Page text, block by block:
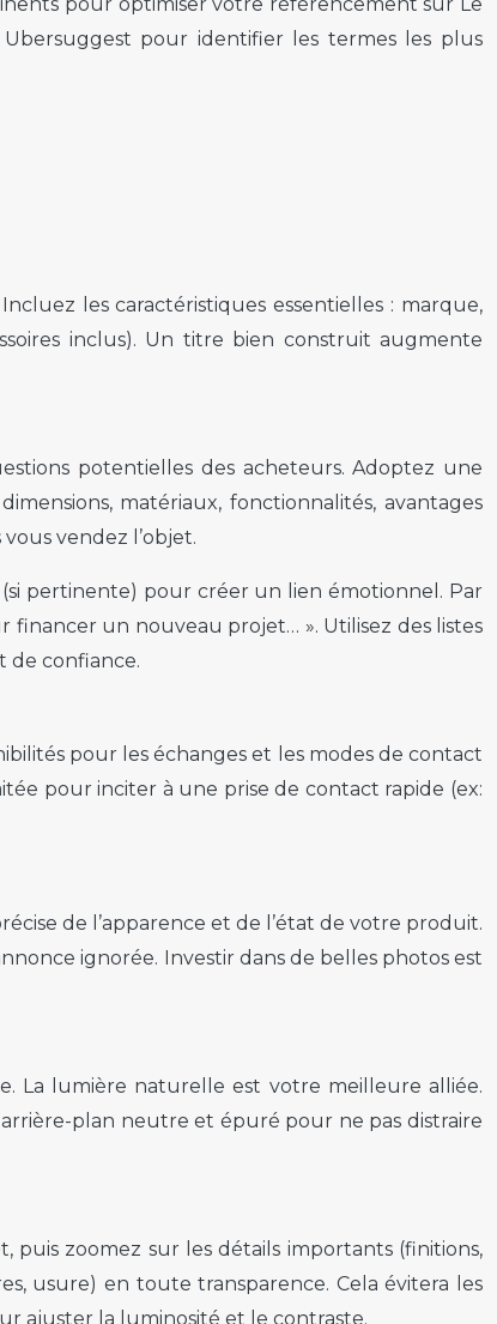
pour identifier les termes les plus
les caractéristiques essentielles : marque,
inclus). Un titre bien construit augmente
potentielles des acheteurs. Adoptez une
matériaux, fonctionnalités, avantages
vendez l’objet.
pertinente) pour créer un lien émotionnel. Par
financer un nouveau projet… ». Utilisez des listes
de confiance.
pour les échanges et les modes de contact
pour inciter à une prise de contact rapide (ex:
de l’apparence et de l’état de votre produit.
ignorée. Investir dans de belles photos est
La lumière naturelle est votre meilleure alliée.
plan neutre et épuré pour ne pas distraire
zoomez sur les détails importants (finitions,
usure) en toute transparence. Cela évitera les
ajuster la luminosité et le contraste.